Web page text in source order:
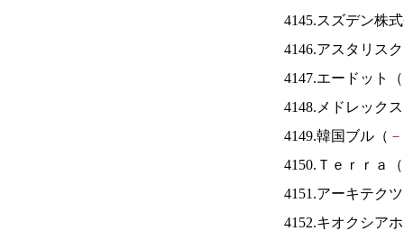
4145.スズデン株
4146.アスタリス
4147.エードット（
4148.メドレック
4149.韓国ブル（ －
4150.Ｔｅｒｒａ（
4151.アーキテク
4152.キオクシア